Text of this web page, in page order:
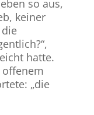
so aus,
keiner
hatte.
„die